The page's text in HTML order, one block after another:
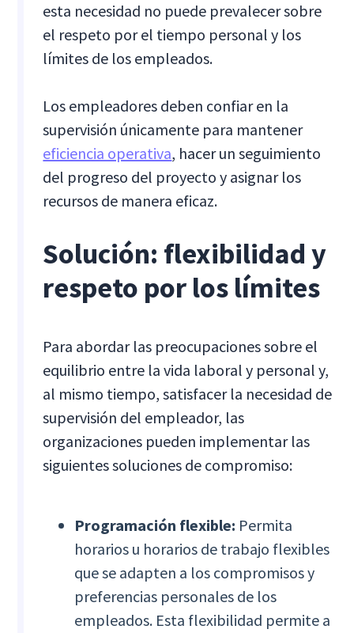
esta necesidad no puede prevalecer sobre
el respeto por el tiempo personal y los
límites de los empleados.
Los empleadores deben confiar en la
supervisión únicamente para mantener
eficiencia operativa, hacer un seguimiento
del progreso del proyecto y asignar los
recursos de manera eficaz.
Solución: flexibilidad y
respeto por los límites
Para abordar las preocupaciones sobre el
equilibrio entre la vida laboral y personal y,
al mismo tiempo, satisfacer la necesidad de
supervisión del empleador, las
organizaciones pueden implementar las
siguientes soluciones de compromiso:
Programación flexible: Permita
horarios u horarios de trabajo flexibles
que se adapten a los compromisos y
preferencias personales de los
empleados. Esta flexibilidad permite a